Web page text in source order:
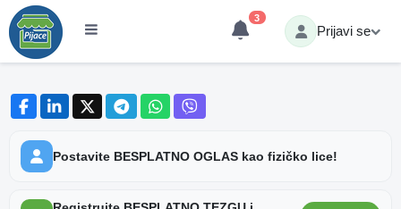
3
Prijavi se
Postavite BESPLATNO OGLAS kao fizičko lice!